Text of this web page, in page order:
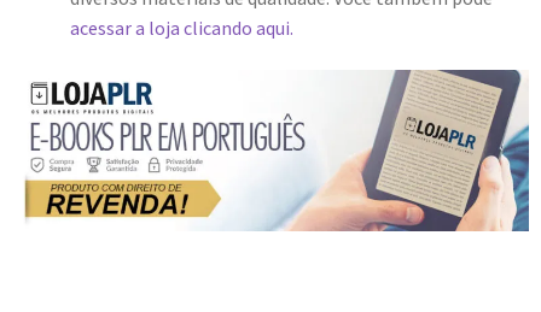
acessar a loja clicando aqui.